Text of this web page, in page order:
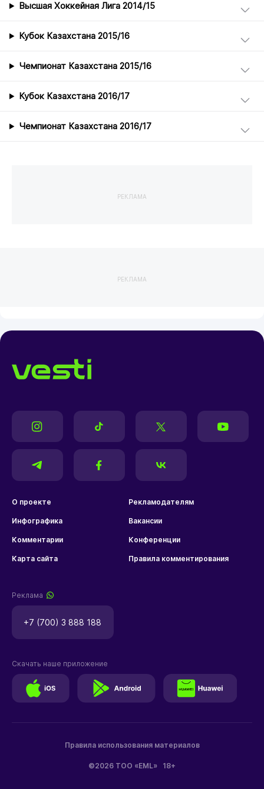
Высшая Хоккейная Лига 2014/15
Кубок Казахстана 2015/16
Чемпионат Казахстана 2015/16
Кубок Казахстана 2016/17
Чемпионат Казахстана 2016/17
РЕКЛАМА
РЕКЛАМА
О проекте Рекламодателям
Инфографика Вакансии
Комментарии Конференции
Карта сайта Правила комментирования
Реклама
+7 (700) 3 888 188
©2026 ТОО «EML» 18+
Правила использования материалов
Скачать наше приложение